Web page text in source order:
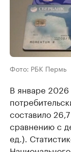
Фото: РБК Пермь
В январе 2026
составило
сравнению с
ед.).